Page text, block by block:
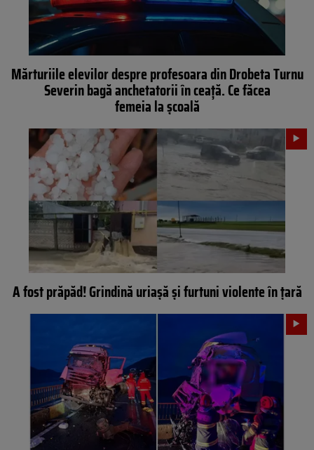
Mărturiile elevilor despre profesoara din Drobeta Turnu
Severin bagă anchetatorii în ceață. Ce făcea
femeia la școală
A fost prăpăd! Grindină uriașă și furtuni violente în țară